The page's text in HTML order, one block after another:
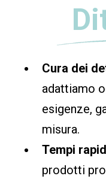
Cura dei
adattiamo
esigenze,
misura.
Tempi
prodotti